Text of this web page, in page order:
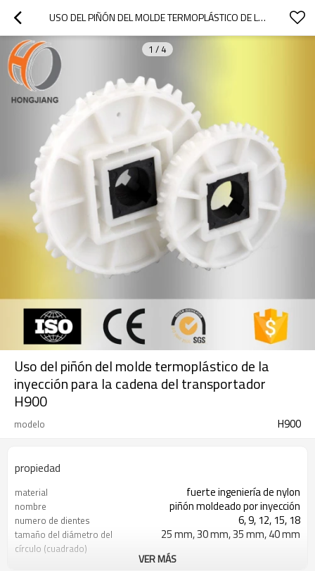
USO DEL PIÑÓN DEL MOLDE TERMOPLÁSTICO DE LA INYECCIÓN PARA LA CADENA DEL TRANSPORTADOR H900
1 / 4
Uso del piñón del molde termoplástico de la
inyección para la cadena del transportador
H900
modelo H900
propiedad
material fuerte ingeniería de nylon
nombre piñón moldeado por inyección
numero de dientes 6, 9, 12, 15, 18
tamaño del diámetro del
círculo (cuadrado)
25 mm, 30 mm, 35 mm, 40 mm
54 mm, 80 mm, 109 mm, 131 mm,
VER MÁS